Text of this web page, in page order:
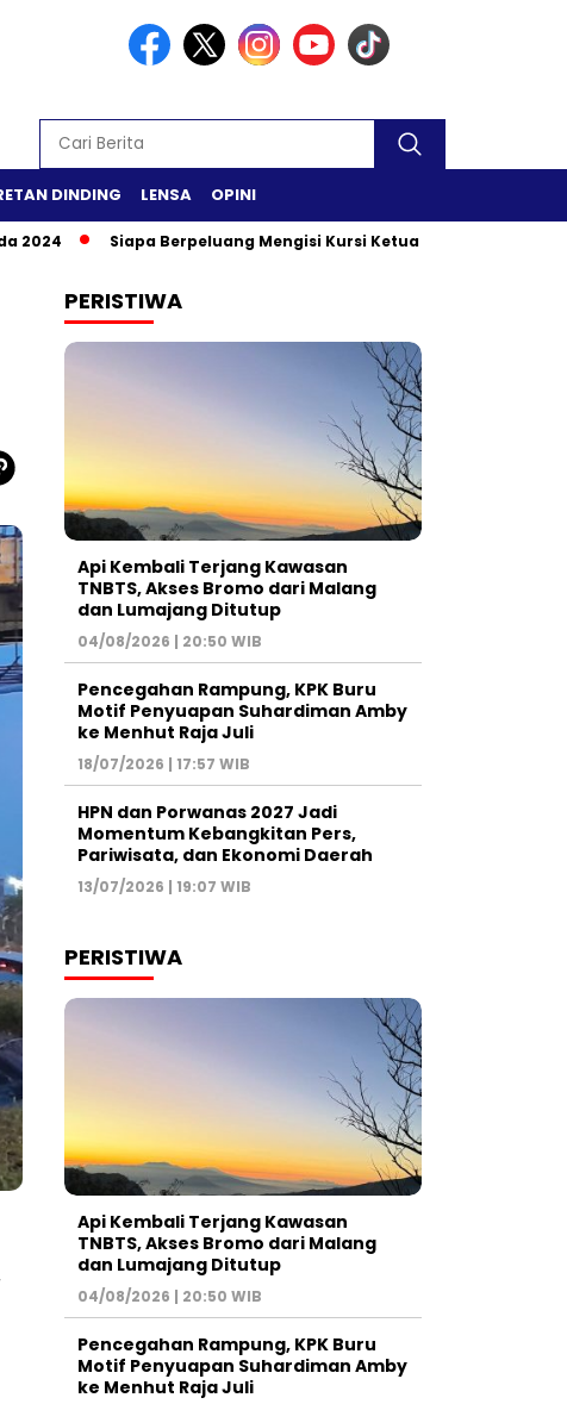
DINDING LENSA OPINI
Siapa Berpeluang Mengisi Kursi Ketua DPR RI?
PERISTIWA
Api Kembali Terjang Kawasan
TNBTS, Akses Bromo dari Malang
dan Lumajang Ditutup
04/08/2026 | 20:50 WIB
Pencegahan Rampung, KPK Buru
Motif Penyuapan Suhardiman Amby
ke Menhut Raja Juli
18/07/2026 | 17:57 WIB
HPN dan Porwanas 2027 Jadi
Momentum Kebangkitan Pers,
Pariwisata, dan Ekonomi Daerah
13/07/2026 | 19:07 WIB
PERISTIWA
Api Kembali Terjang Kawasan
TNBTS, Akses Bromo dari Malang
dan Lumajang Ditutup
04/08/2026 | 20:50 WIB
Pencegahan Rampung, KPK Buru
Motif Penyuapan Suhardiman Amby
ke Menhut Raja Juli